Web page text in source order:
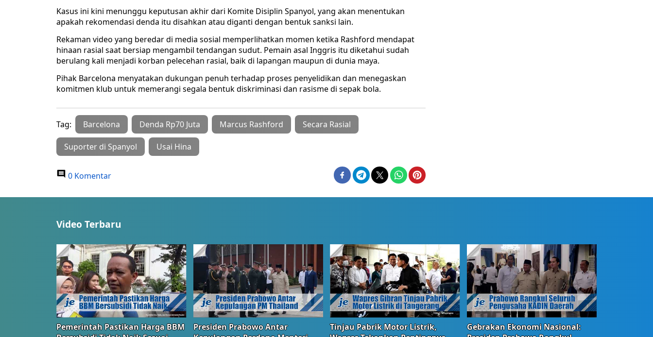
Kasus ini kini menunggu keputusan akhir dari Komite Disiplin Spanyol, yang akan menentukan
apakah rekomendasi denda itu disahkan atau diganti dengan bentuk sanksi lain.
Rekaman video yang beredar di media sosial memperlihatkan momen ketika Rashford mendapat
hinaan rasial saat bersiap mengambil tendangan sudut. Pemain asal Inggris itu diketahui sudah
berulang kali menjadi korban pelecehan rasial, baik di lapangan maupun di dunia maya.
Pihak Barcelona menyatakan dukungan penuh terhadap proses penyelidikan dan menegaskan
komitmen klub untuk memerangi segala bentuk diskriminasi dan rasisme di sepak bola.
Tag: Barcelona Denda Rp70 Juta Marcus Rashford Secara Rasial
Suporter di Spanyol Usai Hina
0 Komentar
Video Terbaru
Pemerintah Pastikan Harga BBM
Presiden Prabowo Antar
Tinjau Pabrik Motor Listrik,
Gebrakan Ekonomi Nasional: